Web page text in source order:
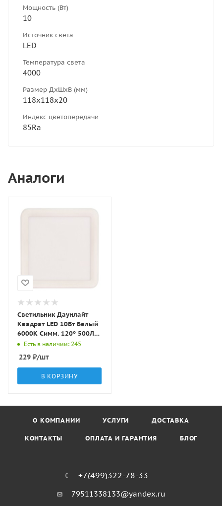
Мощность (Вт)
10
Источник света
LED
Температура света
4000
Размер ДхШхВ (мм)
118х118х20
Индекс цветопередачи
85Ra
Аналоги
Светильник Даунлайт
Квадрат LED 10Вт Белый
6000K Симм. 120º 500Лм
118х118х20мм S-N010
Есть в наличии: 245
229 ₽/шт
В КОРЗИНУ
О КОМПАНИИ УСЛУГИ ДОСТАВКА
КОНТАКТЫ ОПЛАТА И ГАРАНТИЯ БЛОГ
+7(499)322-78-33
79511338133@yandex.ru